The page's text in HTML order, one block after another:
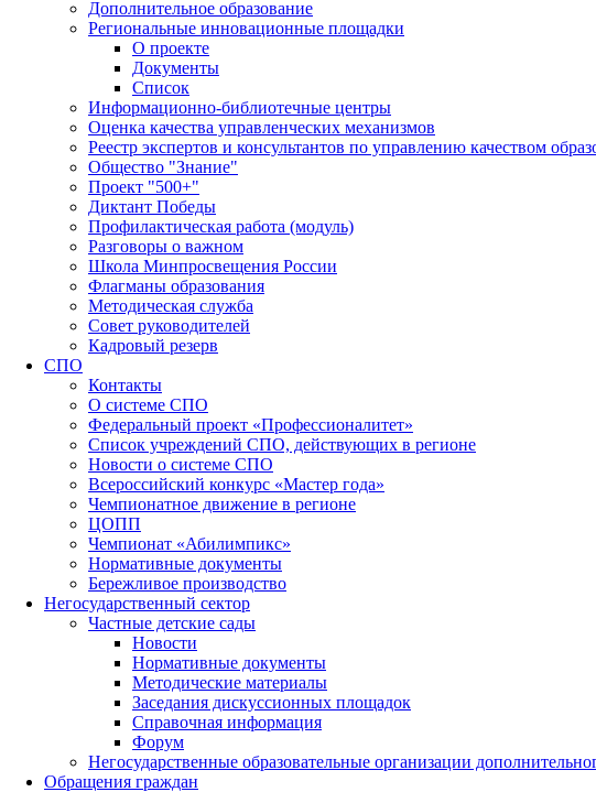
Дополнительное образование
Региональные инновационные площадки
О проекте
Документы
Список
Информационно-библиотечные центры
Оценка качества управленческих механизмов
Реестр экспертов и консультантов по управлению качеством
Общество "Знание"
Проект "500+"
Диктант Победы
Профилактическая работа (модуль)
Разговоры о важном
Школа Минпросвещения России
Флагманы образования
Методическая служба
Совет руководителей
Кадровый резерв
СПО
Контакты
О системе СПО
Федеральный проект «Профессионалитет»
Список учреждений СПО, действующих в регионе
Новости о системе СПО
Всероссийский конкурс «Мастер года»
Чемпионатное движение в регионе
ЦОПП
Чемпионат «Абилимпикс»
Нормативные документы
Бережливое производство
Негосударственный сектор
Частные детские сады
Новости
Нормативные документы
Методические материалы
Заседания дискуссионных площадок
Справочная информация
Форум
Негосударственные образовательные организации
Обращения граждан